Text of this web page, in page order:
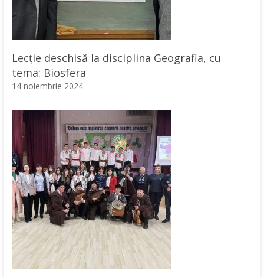
Lecție deschisă la disciplina Geografia, cu
tema: Biosfera
14 noiembrie 2024